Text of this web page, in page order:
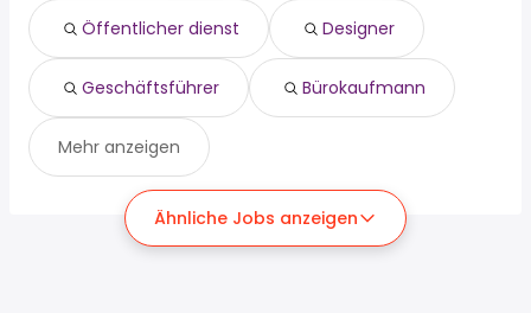
Ähnliche Jobs anzeigen
Öffentlicher dienst Designer
Geschäftsführer Bürokaufmann
Mehr anzeigen